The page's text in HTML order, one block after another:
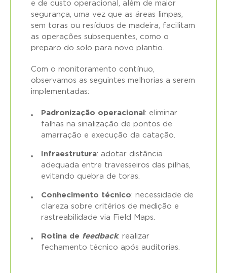
e de custo operacional, além de maior
segurança, uma vez que as áreas limpas,
sem toras ou resíduos de madeira, facilitam
as operações subsequentes, como o
preparo do solo para novo plantio.
Com o monitoramento contínuo,
observamos as seguintes melhorias a serem
implementadas:
Padronização operacional : eliminar
falhas na sinalização de pontos de
amarração e execução da catação.
Infraestrutura: adotar distância
adequada entre travesseiros das pilhas,
evitando quebra de toras.
Conhecimento técnico: necessidade de
clareza sobre critérios de medição e
rastreabilidade via Field Maps.
Rotina de feedback: realizar
fechamento técnico após auditorias.